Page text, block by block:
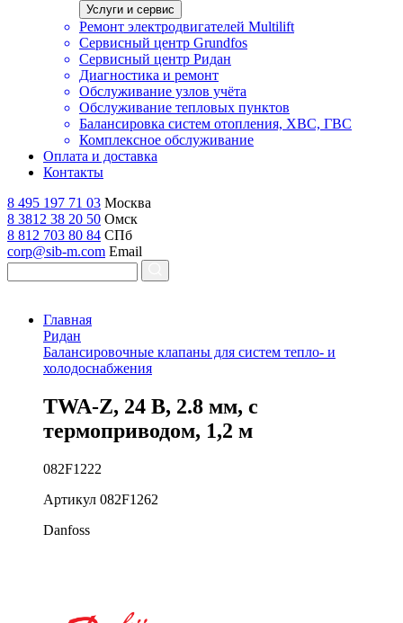
Услуги и сервис
Ремонт электродвигателей Multilift
Сервисный центр Grundfos
Сервисный центр Ридан
Диагностика и ремонт
Обслуживание узлов учёта
Обслуживание тепловых пунктов
Балансировка систем отопления, ХВС, ГВС
Комплексное обслуживание
Оплата и доставка
Контакты
8 495 197 71 03 Москва
8 3812 38 20 50 Омск
8 812 703 80 84 СПб
corp@sib-m.com Email
Главная
Ридан
Балансировочные клапаны для систем тепло- и
холодоснабжения
TWA-Z, 24 В, 2.8 мм, с
термоприводом, 1,2 м
082F1222
Артикул 082F1262
Danfoss